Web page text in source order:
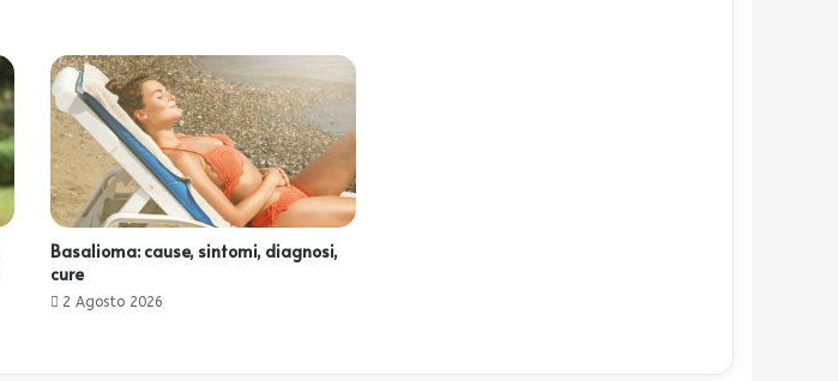
Basalioma: cause, sintomi, diagnosi,
cure
2 Agosto 2026